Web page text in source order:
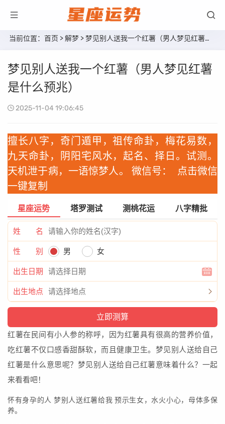
当前位置： 首页 >解梦 > 梦见别人送我一个红薯（男人梦见红薯是什么预兆）
梦见别人送我一个红薯（男人梦见红薯
是什么预兆）
2025-11-04 19:06:45
擅长八字，奇门遁甲，祖传命卦，梅花易数，
九天命卦，阴阳宅风水，起名、择日。试测。
天机泄于病，一语惊梦人。 微信号：
点击微信
一键复制
星座运势 塔罗测试 测桃花运 八字精批
姓 名
性 别 男 女
出生日期
出生地点
红薯在民间有小人参的称呼，因为红薯具有很高的营养价值，
吃红薯不仅口感香甜酥软，而且健康卫生。梦见别人送给自己
红薯是什么意思呢？梦见别人送给自己红薯意味着什么？一起
来看看吧！
怀有身孕的人 梦别人送红薯给我 预示生女，水火小心，母体多保
养。